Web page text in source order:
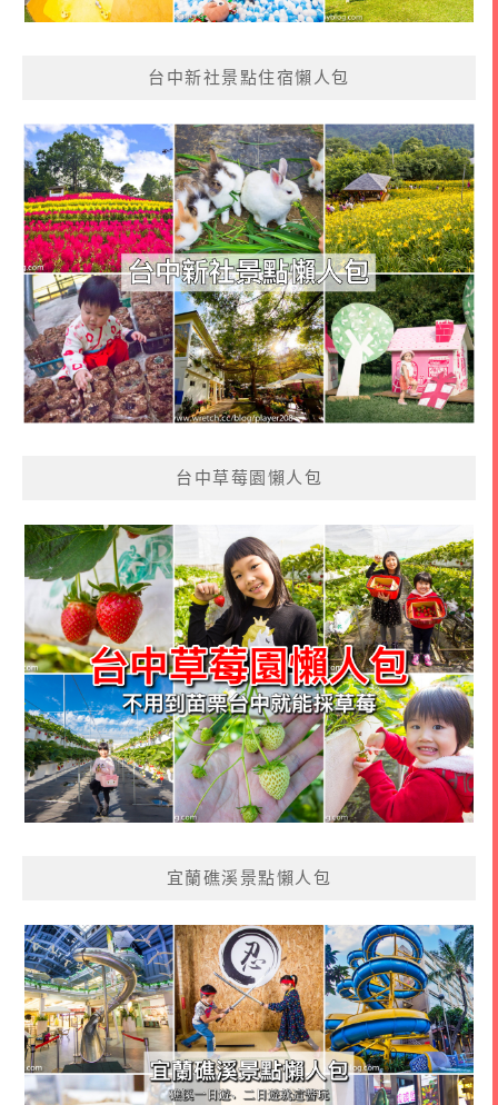
台中新社景點住宿懶人包
台中草莓園懶人包
宜蘭礁溪景點懶人包